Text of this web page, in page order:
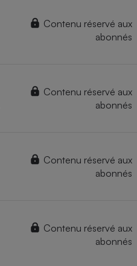
Contenu réservé aux
abonnés
Contenu réservé aux
abonnés
Contenu réservé aux
abonnés
Contenu réservé aux
abonnés